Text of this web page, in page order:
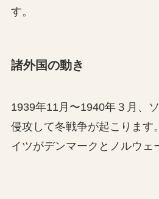
す。
諸外国の動き
1939年11月〜1940年３月、
侵攻して冬戦争が起こります
イツがデンマークとノルウェ